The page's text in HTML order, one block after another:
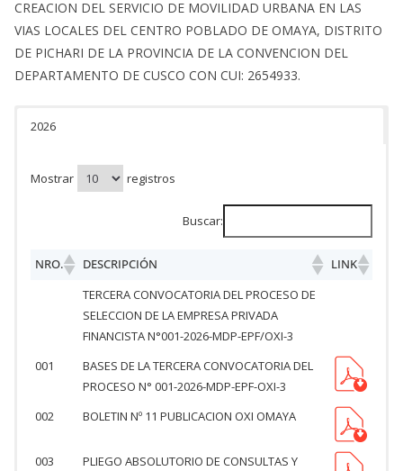
CREACION DEL SERVICIO DE MOVILIDAD URBANA EN LAS
VIAS LOCALES DEL CENTRO POBLADO DE OMAYA, DISTRITO
DE PICHARI DE LA PROVINCIA DE LA CONVENCION DEL
DEPARTAMENTO DE CUSCO CON CUI: 2654933.
2026
Mostrar registros
Buscar:
NRO. DESCRIPCIÓN
LINK
TERCERA CONVOCATORIA DEL PROCESO DE
SELECCION DE LA EMPRESA PRIVADA
FINANCISTA N°001-2026-MDP-EPF/OXI-3
001
BASES DE LA TERCERA CONVOCATORIA DEL
PROCESO N° 001-2026-MDP-EPF-OXI-3
002
BOLETIN Nº 11 PUBLICACION OXI OMAYA
003
PLIEGO ABSOLUTORIO DE CONSULTAS Y